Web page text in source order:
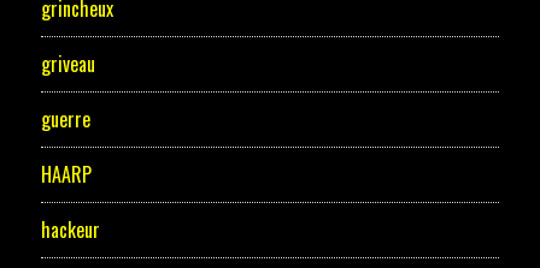
grincheux
griveau
guerre
HAARP
hackeur